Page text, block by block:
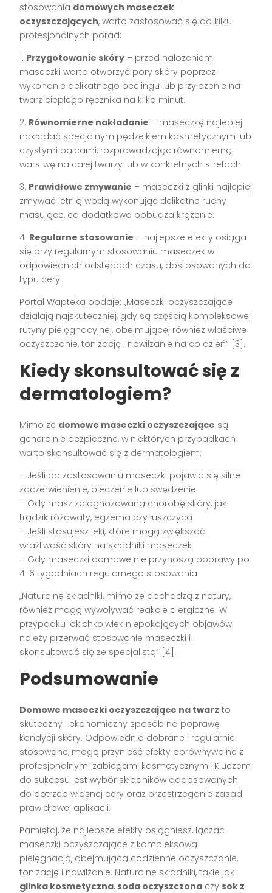
stosowania domowych maseczek
oczyszczających, warto zastosować się do kilku
profesjonalnych porad:
1. Przygotowanie skóry – przed nałożeniem
maseczki warto otworzyć pory skóry poprzez
wykonanie delikatnego peelingu lub przyłożenie na
twarz ciepłego ręcznika na kilka minut.
2. Równomierne nakładanie – maseczkę najlepiej
nakładać specjalnym pędzelkiem kosmetycznym lub
czystymi palcami, rozprowadzając równomierną
warstwę na całej twarzy lub w konkretnych strefach.
3. Prawidłowe zmywanie – maseczki z glinki najlepiej
zmywać letnią wodą wykonując delikatne ruchy
masujące, co dodatkowo pobudza krążenie.
4. Regularne stosowanie – najlepsze efekty osiąga
się przy regularnym stosowaniu maseczek w
odpowiednich odstępach czasu, dostosowanych do
typu cery.
Portal Wapteka podaje: „Maseczki oczyszczające
działają najskuteczniej, gdy są częścią kompleksowej
rutyny pielęgnacyjnej, obejmującej również właściwe
oczyszczanie, tonizację i nawilżanie na co dzień” [3].
Kiedy skonsultować się z
dermatologiem?
Mimo że domowe maseczki oczyszczające są
generalnie bezpieczne, w niektórych przypadkach
warto skonsultować się z dermatologiem:
– Jeśli po zastosowaniu maseczki pojawia się silne
zaczerwienienie, pieczenie lub swędzenie
– Gdy masz zdiagnozowaną chorobę skóry, jak
trądzik różowaty, egzema czy łuszczyca
– Jeśli stosujesz leki, które mogą zwiększać
wrażliwość skóry na składniki maseczek
– Gdy maseczki domowe nie przynoszą poprawy po
4-6 tygodniach regularnego stosowania
„Naturalne składniki, mimo że pochodzą z natury,
również mogą wywoływać reakcje alergiczne. W
przypadku jakichkolwiek niepokojących objawów
należy przerwać stosowanie maseczki i
skonsultować się ze specjalistą” [4].
Podsumowanie
Domowe maseczki oczyszczające na twarz to
skuteczny i ekonomiczny sposób na poprawę
kondycji skóry. Odpowiednio dobrane i regularnie
stosowane, mogą przynieść efekty porównywalne z
profesjonalnymi zabiegami kosmetycznymi. Kluczem
do sukcesu jest wybór składników dopasowanych
do potrzeb własnej cery oraz przestrzeganie zasad
prawidłowej aplikacji.
Pamiętaj, że najlepsze efekty osiągniesz, łącząc
maseczki oczyszczające z kompleksową
pielęgnacją, obejmującą codzienne oczyszczanie,
tonizację i nawilżanie. Naturalne składniki, takie jak
glinka kosmetyczna, soda oczyszczona czy sok z